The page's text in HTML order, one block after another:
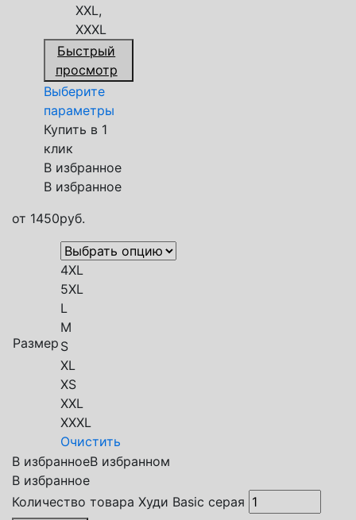
XXL,
XXXL
Быстрый
просмотр
Выберите
параметры
Купить в 1
клик
В избранное
В избранное
от 1450руб.
Размер
4XL
5XL
L
M
S
XL
XS
XXL
XXXL
Очистить
В избранноеВ избранном
В избранное
Количество товара Худи Basic серая